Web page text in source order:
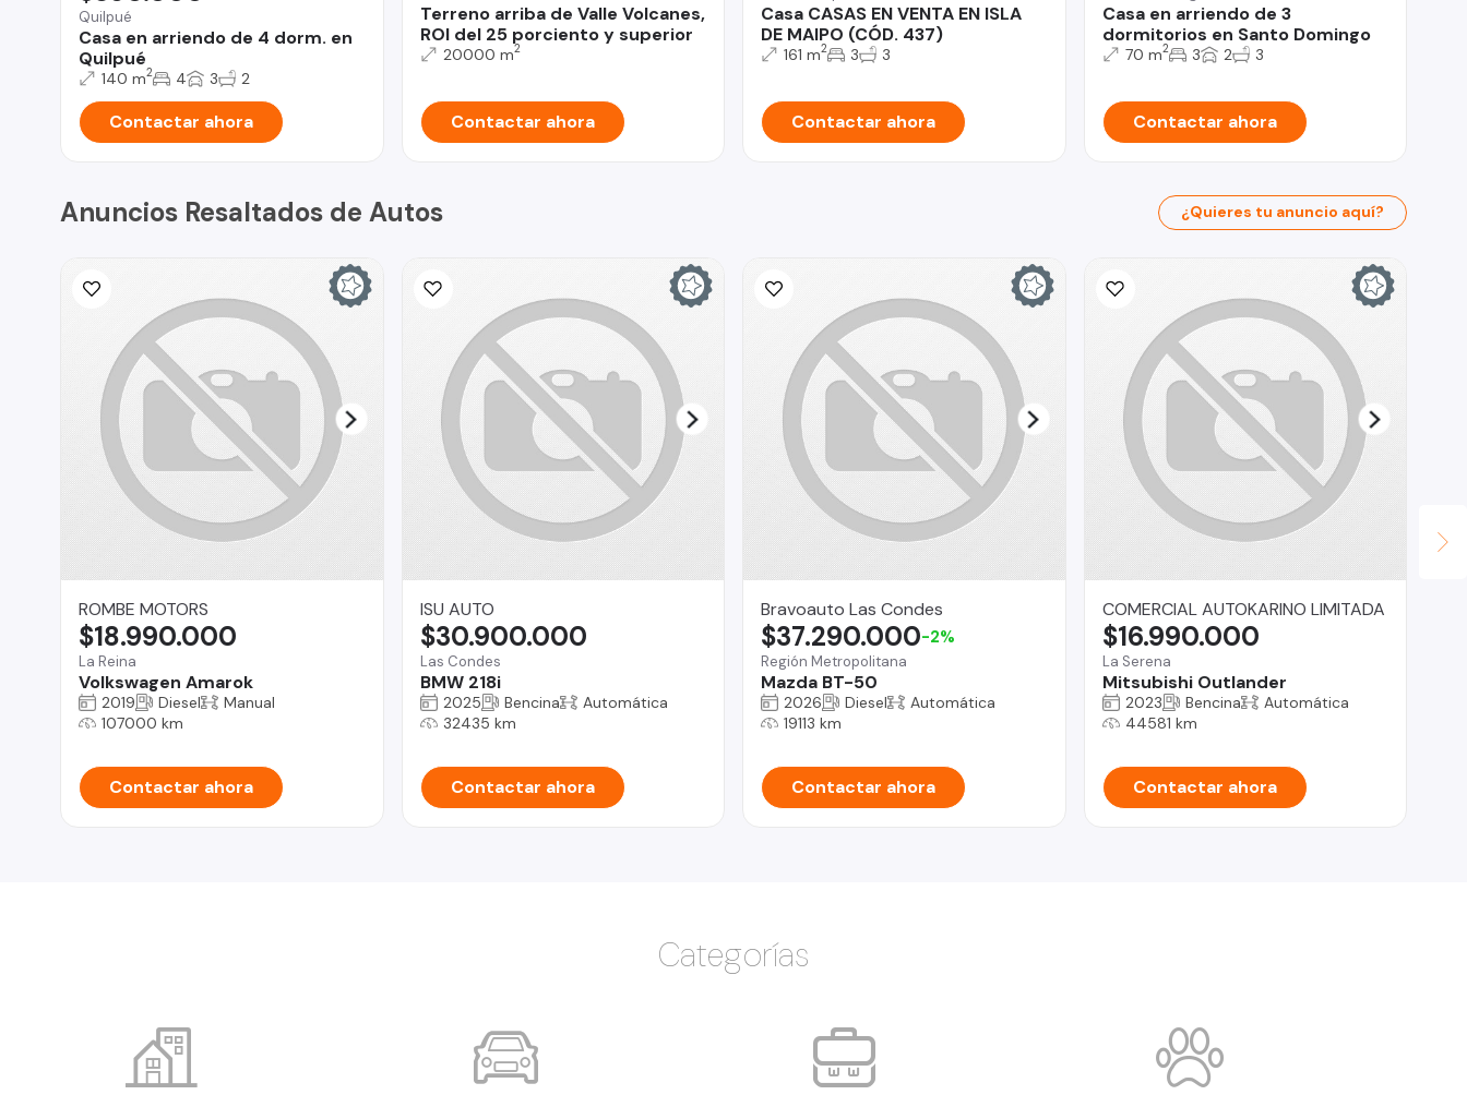
Quilpué
Casa en arriendo de 4 dorm. en
Quilpué
140 m2 4 3 2
Contactar ahora
Terreno arriba de Valle Volcanes,
ROI del 25 porciento y superior
20000 m2
Contactar ahora
Casa CASAS EN VENTA EN ISLA
DE MAIPO (CÓD. 437)
161 m2 3 3
Contactar ahora
Casa en arriendo de 3
dormitorios en Santo Domingo
70 m2 3 2 3
Contactar ahora
Anuncios Resaltados de Autos ¿Quieres tu anuncio aquí?
ROMBE MOTORS
La Reina
Volkswagen Amarok
$18.990.000
2019 Diesel
Manual
107000 km
Contactar ahora
ISU AUTO
Las Condes
BMW 218i
$30.900.000
2025 Bencina
Automática
32435 km
Contactar ahora
Bravoauto Las Condes
Región Metropolitana
Mazda BT-50
$37.290.000-2%
2026 Diesel
Automática
19113 km
Contactar ahora
COMERCIAL AUTOKARINO LIMITADA
La Serena
Mitsubishi Outlander
$16.990.000
2023 Bencina
Automática
44581 km
Contactar ahora
Categorías